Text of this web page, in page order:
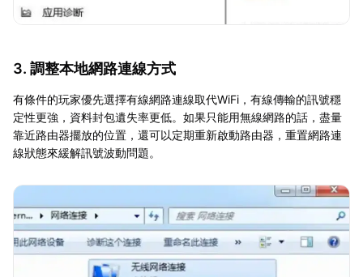
3. 調整本地網路連線方式
有條件的玩家優先選擇有線網路連線取代WiFi，有線傳輸的訊號穩
定性更強，資料封包遺失率更低。如果只能用無線網路的話，盡量
靠近路由器擺放的位置，還可以定期重新啟動路由器，重置網路連
線狀態來緩解訊號波動問題。